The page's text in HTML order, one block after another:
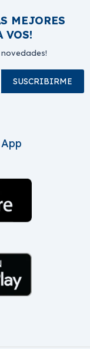
MEJORES
VOS!
SUSCRIBIRME